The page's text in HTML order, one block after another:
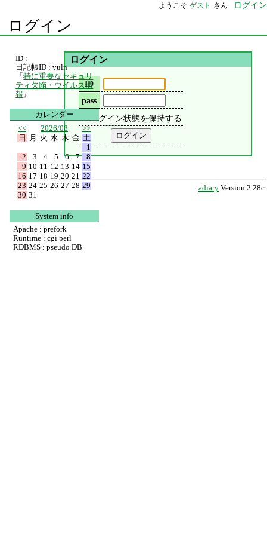
ようこそ ゲスト さん ログイン
ログイン
ログイン
ID
pass
ログイン状態を保持する
adiary Version 2.28c.
ID :
日記帳ID : vuln
『特に重要なセキュリ
ティ欠陥・ウイルス情
報 』
カレンダー
<<
2026/08
>>
日
月 火 水 木 金 土
1
2
3 4 5 6 7
8
9 10 11 12 13 14 15
16 17 18 19 20 21 22
23 24 25 26 27 28 29
30 31
System info
Apache : prefork
Runtime : cgi perl
RDBMS : pseudo DB